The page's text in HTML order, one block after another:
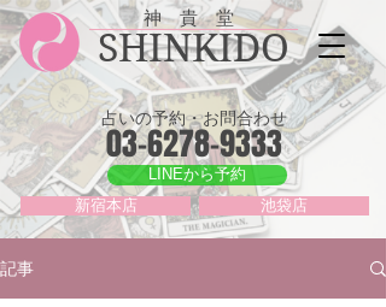
神 貴 堂
SHINKIDO
占いの予約・お問合わせ
03-6278-9333
LINEから予約
新宿本店 池袋店
記事